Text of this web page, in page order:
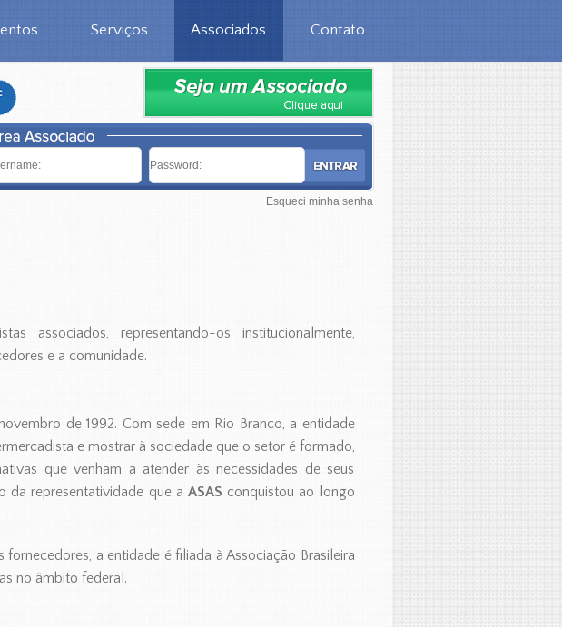
Serviços Associados Contato
Esqueci minha senha
associados, representando-os institucionalmente,
e a comunidade.
de 1992. Com sede em Rio Branco, a entidade
e mostrar à sociedade que o setor é formado,
que venham a atender às necessidades de seus
da representatividade que a ASAS conquistou ao longo
a entidade é filiada à Associação Brasileira
no âmbito federal.